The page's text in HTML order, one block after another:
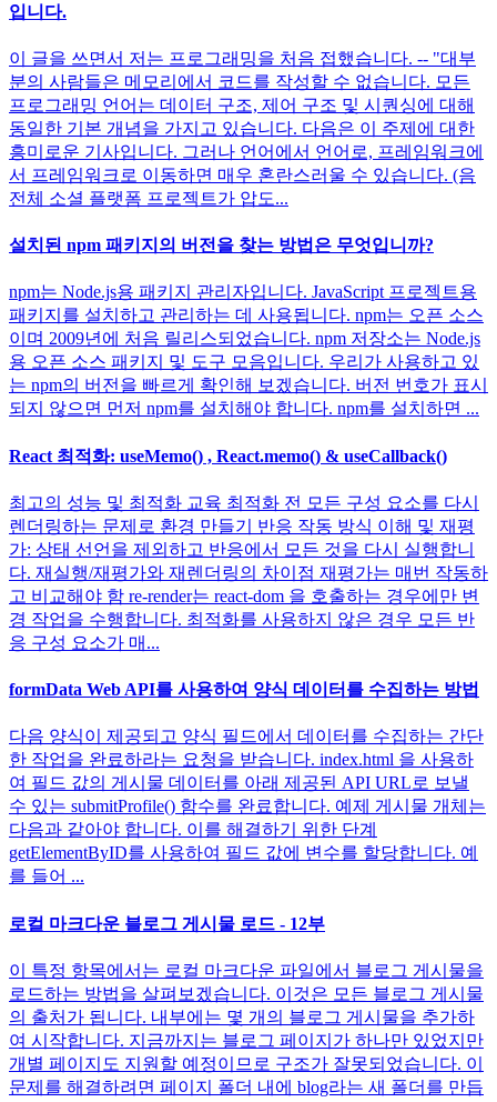
입니다.
이 글을 쓰면서 저는 프로그래밍을 처음 접했습니다. -- "대부
분의 사람들은 메모리에서 코드를 작성할 수 없습니다. 모든
프로그래밍 언어는 데이터 구조, 제어 구조 및 시퀀싱에 대해
동일한 기본 개념을 가지고 있습니다. 다음은 이 주제에 대한
흥미로운 기사입니다. 그러나 언어에서 언어로, 프레임워크에
서 프레임워크로 이동하면 매우 혼란스러울 수 있습니다. (음
전체 소셜 플랫폼 프로젝트가 압도...
설치된 npm 패키지의 버전을 찾는 방법은 무엇입니까?
npm는 Node.js용 패키지 관리자입니다. JavaScript 프로젝트용
패키지를 설치하고 관리하는 데 사용됩니다. npm는 오픈 소스
이며 2009년에 처음 릴리스되었습니다. npm 저장소는 Node.js
용 오픈 소스 패키지 및 도구 모음입니다. 우리가 사용하고 있
는 npm의 버전을 빠르게 확인해 보겠습니다. 버전 번호가 표시
되지 않으면 먼저 npm를 설치해야 합니다. npm를 설치하면 ...
React 최적화: useMemo() , React.memo() & useCallback()
최고의 성능 및 최적화 교육 최적화 전 모든 구성 요소를 다시
렌더링하는 문제로 환경 만들기 반응 작동 방식 이해 및 재평
가: 상태 선언을 제외하고 반응에서 모든 것을 다시 실행합니
다. 재실행/재평가와 재렌더링의 차이점 재평가는 매번 작동하
고 비교해야 함 re-render는 react-dom 을 호출하는 경우에만 변
경 작업을 수행합니다. 최적화를 사용하지 않은 경우 모든 반
응 구성 요소가 매...
formData Web API를 사용하여 양식 데이터를 수집하는 방법
다음 양식이 제공되고 양식 필드에서 데이터를 수집하는 간단
한 작업을 완료하라는 요청을 받습니다. index.html 을 사용하
여 필드 값의 게시물 데이터를 아래 제공된 API URL로 보낼
수 있는 submitProfile() 함수를 완료합니다. 예제 게시물 개체는
다음과 같아야 합니다. 이를 해결하기 위한 단계
getElementByID를 사용하여 필드 값에 변수를 할당합니다. 예
를 들어 ...
로컬 마크다운 블로그 게시물 로드 - 12부
이 특정 항목에서는 로컬 마크다운 파일에서 블로그 게시물을
로드하는 방법을 살펴보겠습니다. 이것은 모든 블로그 게시물
의 출처가 됩니다. 내부에는 몇 개의 블로그 게시물을 추가하
여 시작합니다. 지금까지는 블로그 페이지가 하나만 있었지만
개별 페이지도 지원할 예정이므로 구조가 잘못되었습니다. 이
문제를 해결하려면 페이지 폴더 내에 blog라는 새 폴더를 만듭